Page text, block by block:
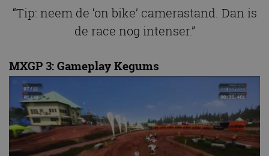
“Tip: neem de ‘on bike’ camerastand. Dan is
de race nog intenser.”
MXGP 3: Gameplay Kegums